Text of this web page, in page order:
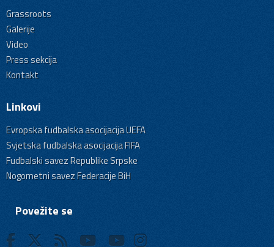
Grassroots
Galerije
Video
Press sekcija
Kontakt
Linkovi
Evropska fudbalska asocijacija UEFA
Svjetska fudbalska asocijacija FIFA
Fudbalski savez Republike Srpske
Nogometni savez Federacije BiH
Povežite se